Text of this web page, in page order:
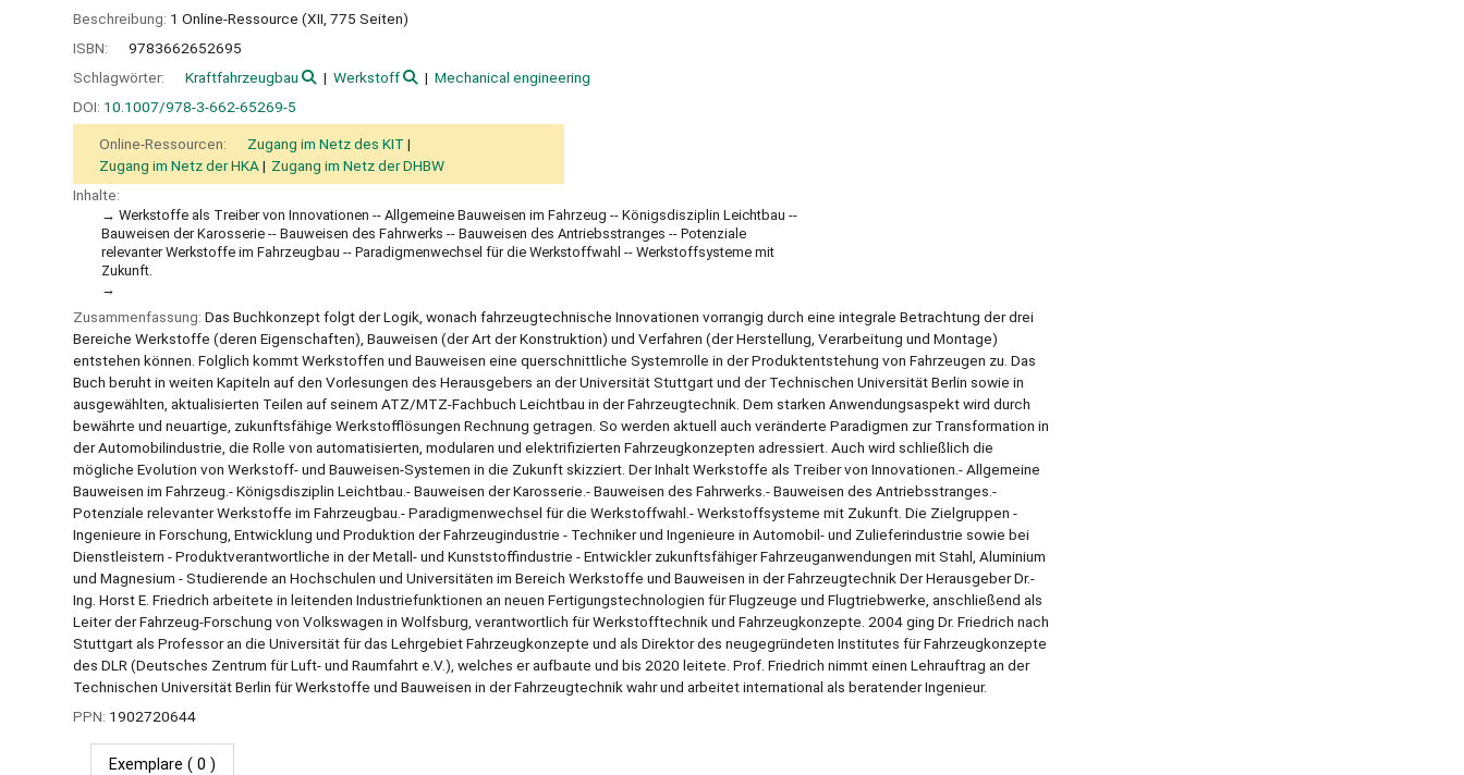
Beschreibung: 1 Online-Ressource (XII, 775 Seiten)
ISBN:
9783662652695
Schlagwörter:
Kraftfahrzeugbau Werkstoff
Mechanical engineering
DOI: 10.1007/978-3-662-65269-5
Online-Ressourcen:
Zugang im Netz des KIT
Zugang im Netz der HKA
Zugang im Netz der DHBW
Inhalte:
Werkstoffe als Treiber von Innovationen -- Allgemeine Bauweisen im Fahrzeug -- Königsdisziplin Leichtbau --
Bauweisen der Karosserie -- Bauweisen des Fahrwerks -- Bauweisen des Antriebsstranges -- Potenziale
relevanter Werkstoffe im Fahrzeugbau -- Paradigmenwechsel für die Werkstoffwahl -- Werkstoffsysteme mit
Zukunft.
Zusammenfassung: Das Buchkonzept folgt der Logik, wonach fahrzeugtechnische Innovationen vorrangig durch eine integrale Betrachtung der drei
Bereiche Werkstoffe (deren Eigenschaften), Bauweisen (der Art der Konstruktion) und Verfahren (der Herstellung, Verarbeitung und Montage)
entstehen können. Folglich kommt Werkstoffen und Bauweisen eine querschnittliche Systemrolle in der Produktentstehung von Fahrzeugen zu. Das
Buch beruht in weiten Kapiteln auf den Vorlesungen des Herausgebers an der Universität Stuttgart und der Technischen Universität Berlin sowie in
ausgewählten, aktualisierten Teilen auf seinem ATZ/MTZ-Fachbuch Leichtbau in der Fahrzeugtechnik. Dem starken Anwendungsaspekt wird durch
bewährte und neuartige, zukunftsfähige Werkstofflösungen Rechnung getragen. So werden aktuell auch veränderte Paradigmen zur Transformation in
der Automobilindustrie, die Rolle von automatisierten, modularen und elektrifizierten Fahrzeugkonzepten adressiert. Auch wird schließlich die
mögliche Evolution von Werkstoff- und Bauweisen-Systemen in die Zukunft skizziert. Der Inhalt Werkstoffe als Treiber von Innovationen.- Allgemeine
Bauweisen im Fahrzeug.- Königsdisziplin Leichtbau.- Bauweisen der Karosserie.- Bauweisen des Fahrwerks.- Bauweisen des Antriebsstranges.-
Potenziale relevanter Werkstoffe im Fahrzeugbau.- Paradigmenwechsel für die Werkstoffwahl.- Werkstoffsysteme mit Zukunft. Die Zielgruppen -
Ingenieure in Forschung, Entwicklung und Produktion der Fahrzeugindustrie - Techniker und Ingenieure in Automobil- und Zulieferindustrie sowie bei
Dienstleistern - Produktverantwortliche in der Metall- und Kunststoffindustrie - Entwickler zukunftsfähiger Fahrzeuganwendungen mit Stahl, Aluminium
und Magnesium - Studierende an Hochschulen und Universitäten im Bereich Werkstoffe und Bauweisen in der Fahrzeugtechnik Der Herausgeber Dr.-
Ing. Horst E. Friedrich arbeitete in leitenden Industriefunktionen an neuen Fertigungstechnologien für Flugzeuge und Flugtriebwerke, anschließend als
Leiter der Fahrzeug-Forschung von Volkswagen in Wolfsburg, verantwortlich für Werkstofftechnik und Fahrzeugkonzepte. 2004 ging Dr. Friedrich nach
Stuttgart als Professor an die Universität für das Lehrgebiet Fahrzeugkonzepte und als Direktor des neugegründeten Institutes für Fahrzeugkonzepte
des DLR (Deutsches Zentrum für Luft- und Raumfahrt e.V.), welches er aufbaute und bis 2020 leitete. Prof. Friedrich nimmt einen Lehrauftrag an der
Technischen Universität Berlin für Werkstoffe und Bauweisen in der Fahrzeugtechnik wahr und arbeitet international als beratender Ingenieur.
PPN: 1902720644
Exemplare ( 0 )